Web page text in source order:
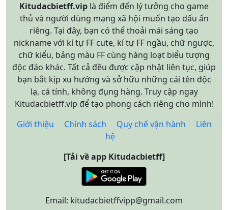
Kitudacbietff.vip là điểm đến lý tưởng cho game
thủ và người dùng mạng xã hội muốn tạo dấu ấn
riêng. Tại đây, bạn có thể thoải mái sáng tạo
nickname với kí tự FF cute, kí tự FF ngầu, chữ ngược,
chữ kiểu, bảng màu FF cùng hàng loạt biểu tượng
độc đáo khác. Tất cả đều được cập nhật liên tục, giúp
bạn bắt kịp xu hướng và sở hữu những cái tên độc
lạ, cá tính, không đụng hàng. Truy cập ngay
Kitudacbietff.vip để tạo phong cách riêng cho mình!
Giới thiệu
Chính sách Quy chế vận hành
Liên
hệ
[Tải về app Kitudacbietff]
Email: kitudacbietffvipp@gmail.com